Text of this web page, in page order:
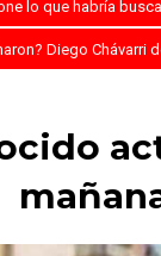
lo que habría
Diego Chávarri